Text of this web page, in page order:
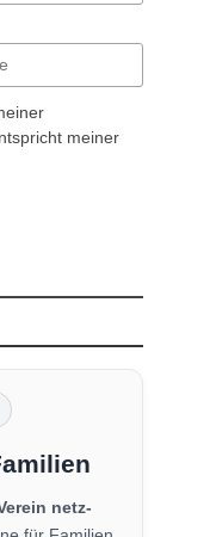
meiner
netz-